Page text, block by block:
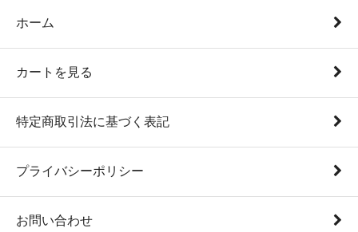
ホーム
カートを見る
特定商取引法に基づく表記
プライバシーポリシー
お問い合わせ